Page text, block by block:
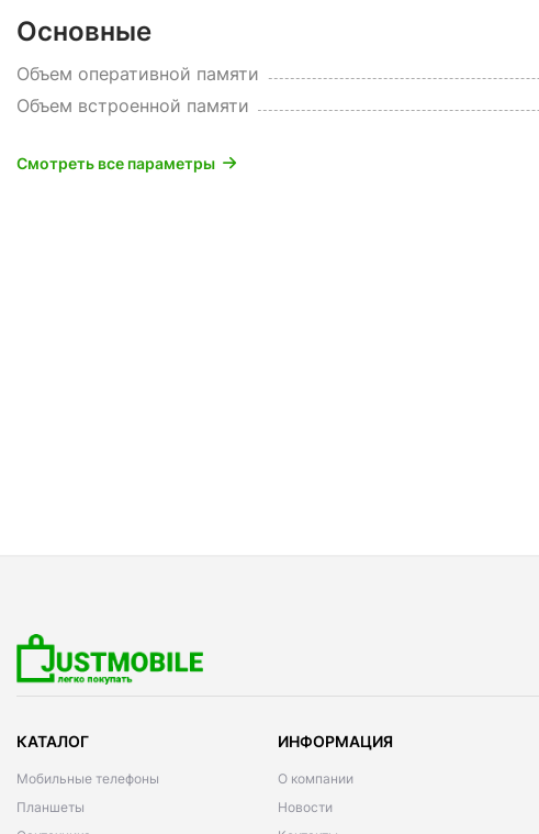
Основные
Объем оперативной памяти
Объем встроенной памяти
Смотреть все параметры
КАТАЛОГ
Мобильные телефоны
Планшеты
ИНФОРМАЦИЯ
О компании
Новости